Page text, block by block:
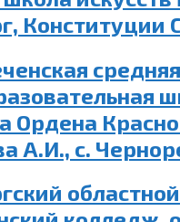
Конституции
средняя
Ордена
А.И., с.
областной